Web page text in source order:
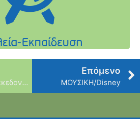
Παιδική Χαρά Μακεδονίας
Επόμενο
ΜΟΥΣΙΚΗ/Disney